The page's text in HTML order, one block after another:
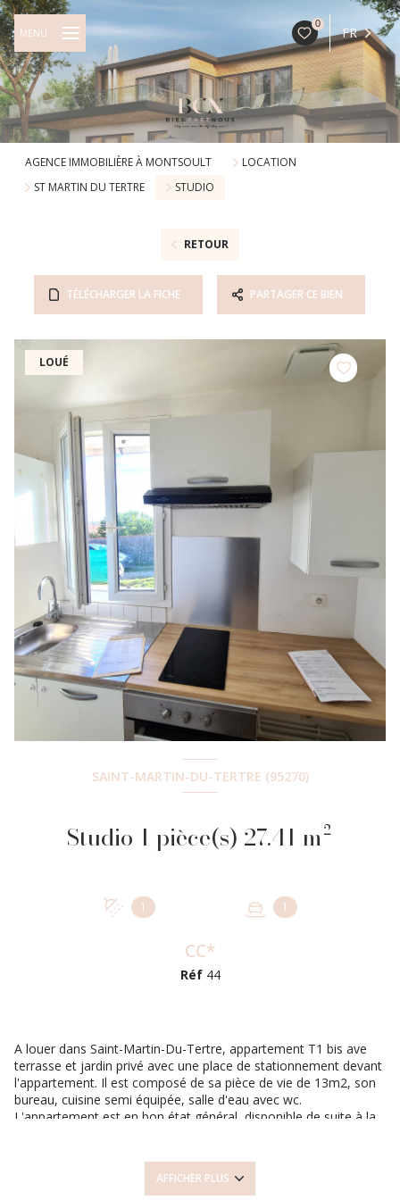
0
FR
MENU
AGENCE IMMOBILIÈRE À MONTSOULT
LOCATION
ST MARTIN DU TERTRE
STUDIO
RETOUR
TÉLÉCHARGER LA FICHE PARTAGER CE BIEN
LOUÉ
SAINT-MARTIN-DU-TERTRE (95270)
Studio 1 pièce(s) 27.41 m²
1 1
CC*
Réf 44
A louer dans Saint-Martin-Du-Tertre, appartement T1 bis ave
terrasse et jardin privé avec une place de stationnement devant
l'appartement. Il est composé de sa pièce de vie de 13m2, son
bureau, cuisine semi équipée, salle d'eau avec wc.
L'appartement est en bon état général, disponible de suite à la
Loyer Charges comprises : 600 €
AFFICHER PLUS